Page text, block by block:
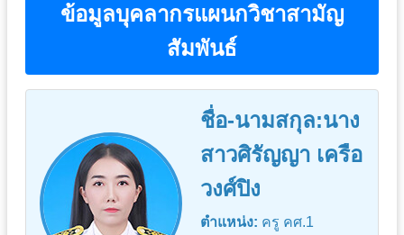
ข้อมูลบุคลากรแผนกวิชาสามัญ
สัมพันธ์
ชื่อ-นามสกุล:นาง
สาวศิรัญญา เครือ
วงศ์ปิง
ตำแหน่ง: ครู คศ.1